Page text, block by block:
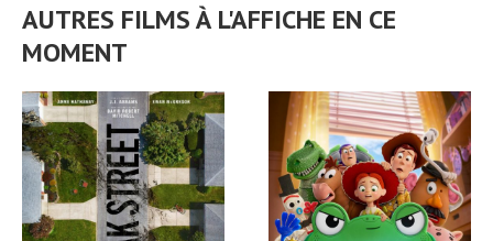
AUTRES FILMS À L'AFFICHE EN CE
MOMENT